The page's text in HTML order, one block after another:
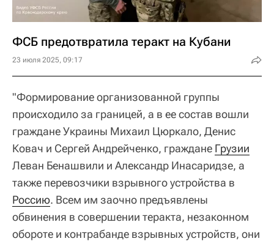
ФСБ предотвратила теракт на Кубани
23 июля 2025, 09:17
"Формирование организованной группы
происходило за границей, а в ее состав вошли
граждане Украины Михаил Цюркало, Денис
Ковач и Сергей Андрейченко, граждане Грузии
Леван Бенашвили и Александр Инасаридзе, а
также перевозчики взрывного устройства в
Россию. Всем им заочно предъявлены
обвинения в совершении теракта, незаконном
обороте и контрабанде взрывных устройств, они